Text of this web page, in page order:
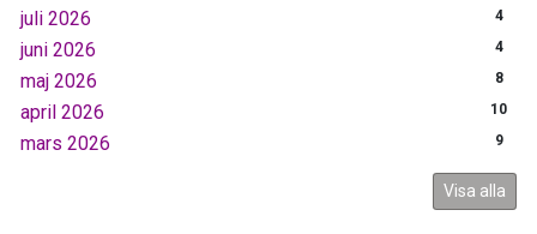
juli 2026 4
juni 2026 4
maj 2026 8
april 2026 10
mars 2026 9
Visa alla